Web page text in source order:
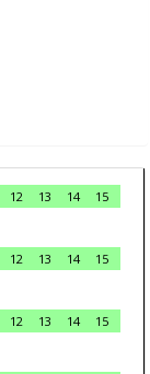
12 13 14
15
12 13 14
15
12 13 14
15